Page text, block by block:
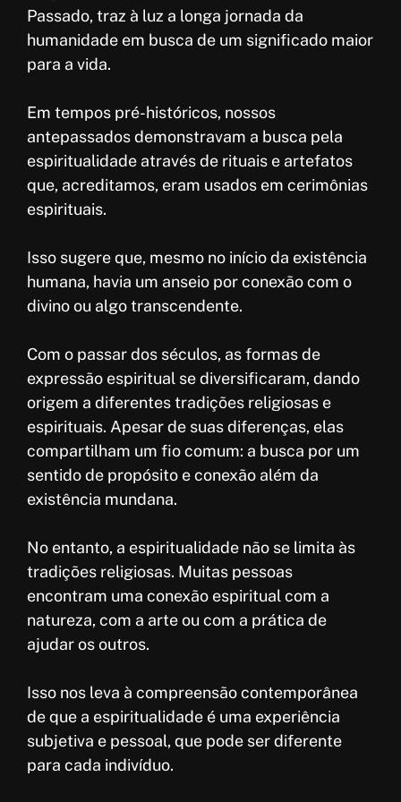
Passado, traz à luz a longa jornada da
humanidade em busca de um significado maior
para a vida.
Em tempos pré-históricos, nossos
antepassados demonstravam a busca pela
espiritualidade através de rituais e artefatos
que, acreditamos, eram usados em cerimônias
espirituais.
Isso sugere que, mesmo no início da existência
humana, havia um anseio por conexão com o
divino ou algo transcendente.
Com o passar dos séculos, as formas de
expressão espiritual se diversificaram, dando
origem a diferentes tradições religiosas e
espirituais. Apesar de suas diferenças, elas
compartilham um fio comum: a busca por um
sentido de propósito e conexão além da
existência mundana.
No entanto, a espiritualidade não se limita às
tradições religiosas. Muitas pessoas
encontram uma conexão espiritual com a
natureza, com a arte ou com a prática de
ajudar os outros.
Isso nos leva à compreensão contemporânea
de que a espiritualidade é uma experiência
subjetiva e pessoal, que pode ser diferente
para cada indivíduo.